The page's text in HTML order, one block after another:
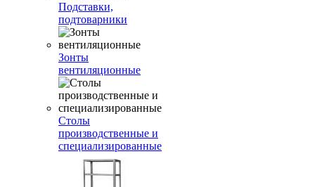
Подставки,
подтоварники
Зонты
вентиляционные
Столы
производственные и
специализированные